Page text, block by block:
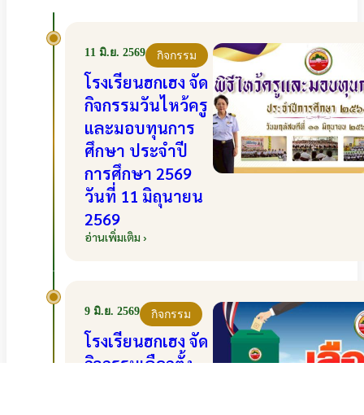
11 มิ.ย. 2569 กิจกรรม
โรงเรียนฮกเฮง จัด
กิจกรรมวันไหว้ครู
และมอบทุนการ
ศึกษา ประจำปี
การศึกษา 2569
วันที่ 11 มิถุนายน
2569
อ่านเพิ่มเติม ›
9 มิ.ย. 2569 กิจกรรม
โรงเรียนฮกเฮง จัด
กิจกรรมเลือกตั้ง